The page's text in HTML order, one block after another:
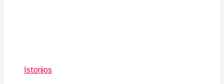
Istorijos